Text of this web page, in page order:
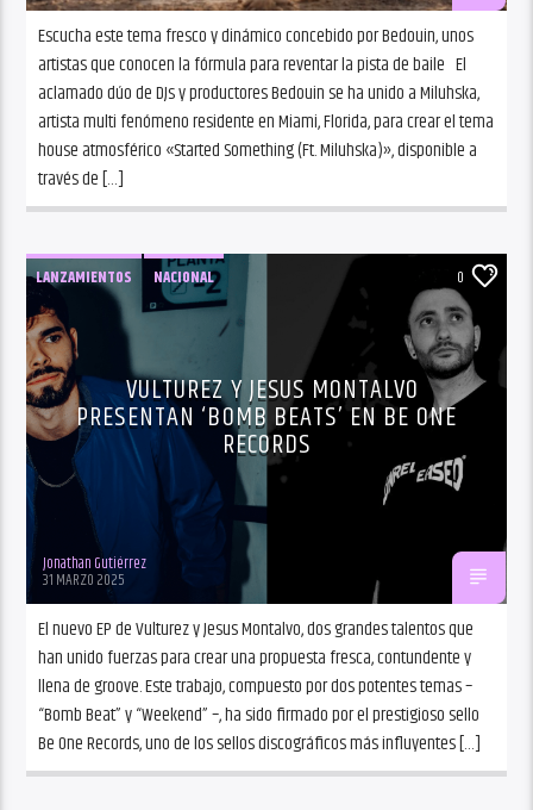
Escucha este tema fresco y dinámico concebido por Bedouin, unos
artistas que conocen la fórmula para reventar la pista de baile El
aclamado dúo de DJs y productores Bedouin se ha unido a Miluhska,
artista multi fenómeno residente en Miami, Florida, para crear el tema
house atmosférico «Started Something (Ft. Miluhska)», disponible a
través de […]
LANZAMIENTOS NACIONAL 0
VULTUREZ Y JESUS MONTALVO
PRESENTAN ‘BOMB BEATS’ EN BE ONE
RECORDS
Jonathan Gutiérrez
31 MARZO 2025
El nuevo EP de Vulturez y Jesus Montalvo, dos grandes talentos que
han unido fuerzas para crear una propuesta fresca, contundente y
llena de groove. Este trabajo, compuesto por dos potentes temas –
“Bomb Beat” y “Weekend” –, ha sido firmado por el prestigioso sello
Be One Records, uno de los sellos discográficos más influyentes […]